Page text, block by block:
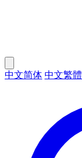
中文简体 中文繁體